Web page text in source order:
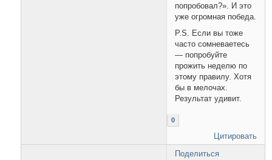
попробовал?». И это
уже огромная победа.
P.S. Если вы тоже
часто сомневаетесь
— попробуйте
прожить неделю по
этому правилу. Хотя
бы в мелочах.
Результат удивит.
0
Цитировать
Поделиться